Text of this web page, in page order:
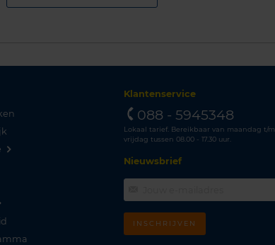
Klantenservice
088 - 5945348
Lokaal tarief. Bereikbaar van maandag t/m
vrijdag tussen 08.00 - 17.30 uur.
Nieuwsbrief
INSCHRIJVEN